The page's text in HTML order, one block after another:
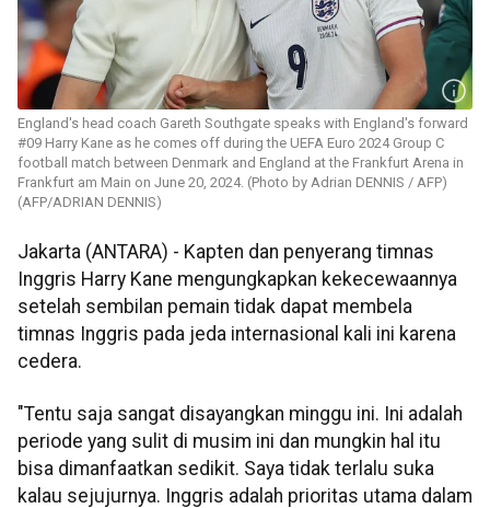
England's head coach Gareth Southgate speaks with England's forward
#09 Harry Kane as he comes off during the UEFA Euro 2024 Group C
football match between Denmark and England at the Frankfurt Arena in
Frankfurt am Main on June 20, 2024. (Photo by Adrian DENNIS / AFP)
(AFP/ADRIAN DENNIS)
Jakarta (ANTARA) - Kapten dan penyerang timnas
Inggris Harry Kane mengungkapkan kekecewaannya
setelah sembilan pemain tidak dapat membela
timnas Inggris pada jeda internasional kali ini karena
cedera.
"Tentu saja sangat disayangkan minggu ini. Ini adalah
periode yang sulit di musim ini dan mungkin hal itu
bisa dimanfaatkan sedikit. Saya tidak terlalu suka
kalau sejujurnya. Inggris adalah prioritas utama dalam